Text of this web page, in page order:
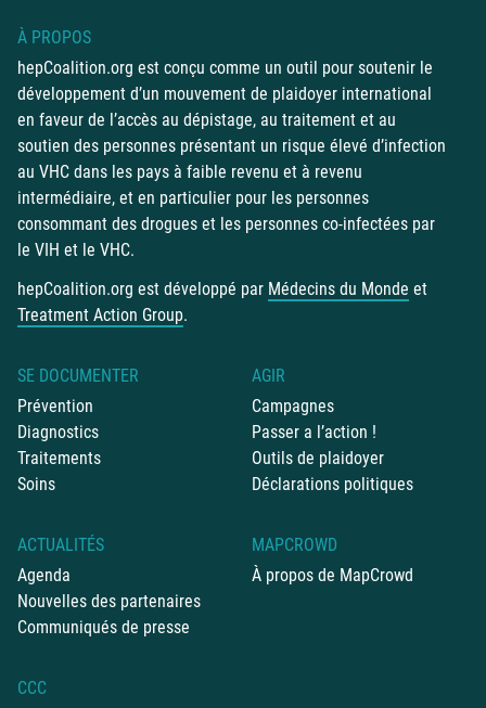
À PROPOS
hepCoalition.org est conçu comme un outil pour soutenir le
développement d’un mouvement de plaidoyer international
en faveur de l’accès au dépistage, au traitement et au
soutien des personnes présentant un risque élevé d’infection
au VHC dans les pays à faible revenu et à revenu
intermédiaire, et en particulier pour les personnes
consommant des drogues et les personnes co-infectées par
le VIH et le VHC.
hepCoalition.org est développé par Médecins du Monde et
Treatment Action Group.
SE DOCUMENTER
Prévention
Diagnostics
Traitements
Soins
AGIR
Campagnes
Passer a l’action !
Outils de plaidoyer
Déclarations politiques
ACTUALITÉS
Agenda
Nouvelles des partenaires
Communiqués de presse
MAPCROWD
À propos de MapCrowd
CCC